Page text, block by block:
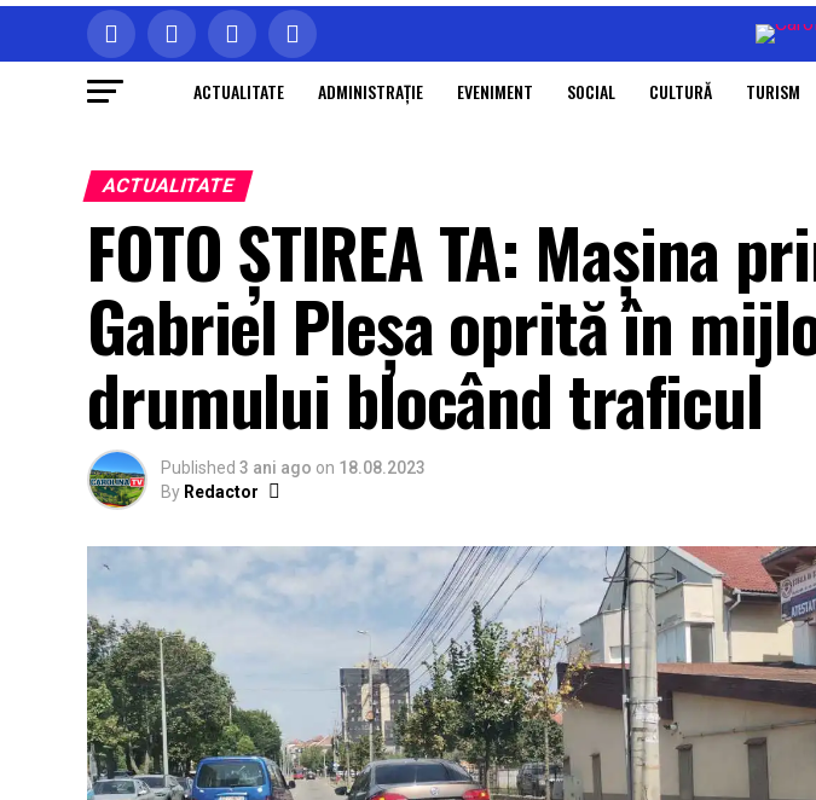
ACTUALITATE ADMINISTRAŢIE EVENIMENT SOCIAL CULTURĂ TURISM
ACTUALITATE
FOTO ȘTIREA TA: Mașina
Gabriel Pleșa oprită în
drumului blocând traficul
Published 3 ani ago on 18.08.2023
By Redactor